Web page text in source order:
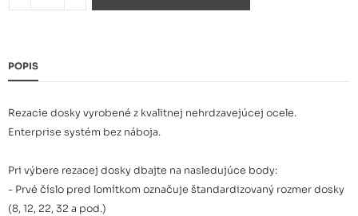
Rezacia doska bez náb. 8/6
Rezacia doska bez náb.. 8/8
POPIS
Rezacie dosky vyrobené z kvalitnej nehrdzavejúcej ocele.
Enterprise systém bez náboja.
Pri výbere rezacej dosky dbajte na nasledujúce body:
- Prvé číslo pred lomítkom označuje štandardizovaný rozmer dosky
(8, 12, 22, 32 a pod.)